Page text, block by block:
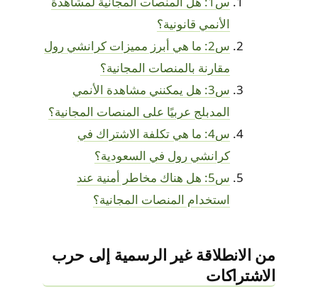
الأنمي قانونية؟
س2: ما هي أبرز مميزات كرانشي رول
مقارنة بالمنصات المجانية؟
س3: هل يمكنني مشاهدة الأنمي
المدبلج عربيًا على المنصات المجانية؟
س4: ما هي تكلفة الاشتراك في
كرانشي رول في السعودية؟
س5: هل هناك مخاطر أمنية عند
استخدام المنصات المجانية؟
من الانطلاقة غير الرسمية إلى حرب
الاشتراكات